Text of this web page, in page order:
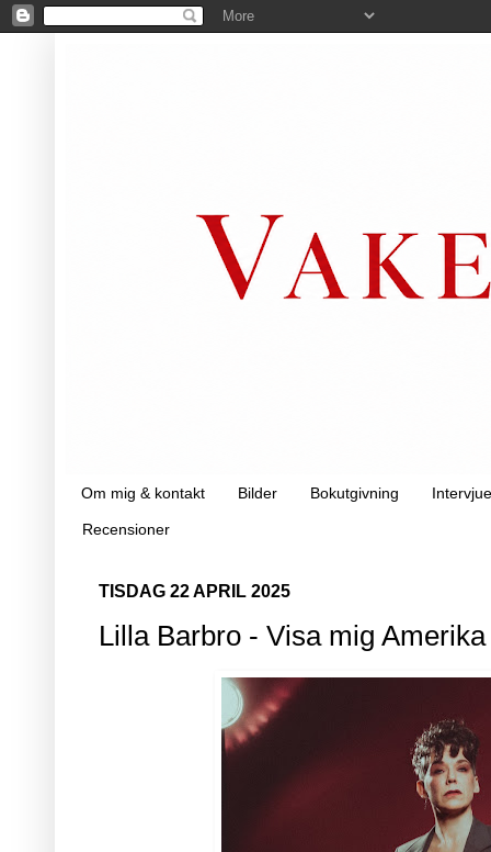
Om mig & kontakt Bilder Bokutgivning
Recensioner
TISDAG 22 APRIL 2025
Lilla Barbro - Visa mig Amerika